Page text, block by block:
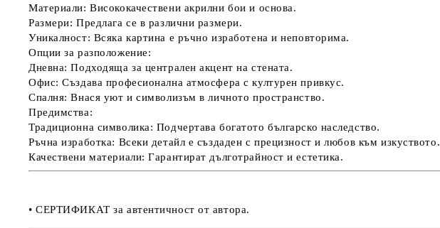
Материали: Висококачествени акрилни бои и основа.
Размери: Предлага се в различни размери.
Уникалност: Всяка картина е ръчно изработена и неповторима.
Опции за разположение:
Дневна: Подходяща за централен акцент на стената.
Офис: Създава професионална атмосфера с културен привкус.
Спалня: Внася уют и символизъм в личното пространство.
Предимства:
Традиционна символика: Подчертава богатото българско наследство.
Ръчна изработка: Всеки детайл е създаден с прецизност и любов към изкуството.
Качествени материали: Гарантират дълготрайност и естетика.
• СЕРТИФИКАТ за автентичност от автора.